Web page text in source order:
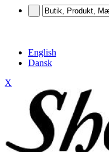
English
Dansk
X